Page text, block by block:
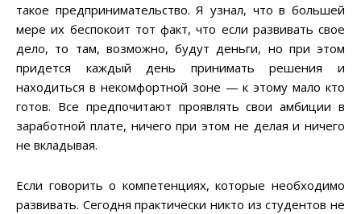
такое предпринимательство. Я узнал, что в большей
мере их беспокоит тот факт, что если развивать свое
дело, то там, возможно, будут деньги, но при этом
придется каждый день принимать решения и
находиться в некомфортной зоне — к этому мало кто
готов. Все предпочитают проявлять свои амбиции в
заработной плате, ничего при этом не делая и ничего
не вкладывая.
Если говорить о компетенциях, которые необходимо
развивать. Сегодня практически никто из студентов не